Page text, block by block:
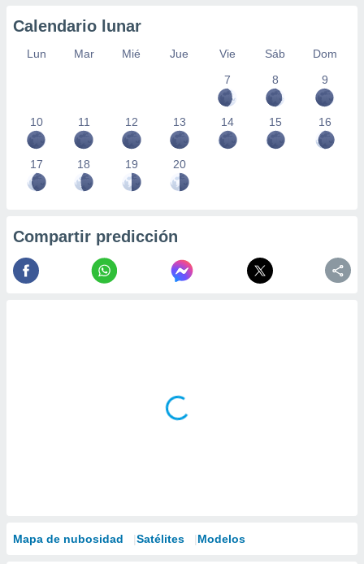
Calendario lunar
Lun Mar Mié Jue Vie Sáb
Dom
7
8 9
10 11 12 13 14 15 16
17 18 19 20
Compartir predicción
Mapa de nubosidad Satélites Modelos